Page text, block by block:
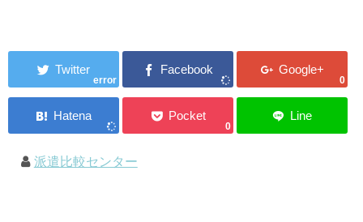
error 0
0
派遣比較センター